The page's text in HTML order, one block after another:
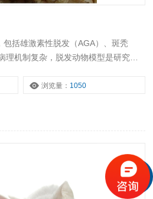
包括雄激素性脱发（AGA）、斑秃
理机制复杂，脱发动物模型是研究其
浏览量： 1050